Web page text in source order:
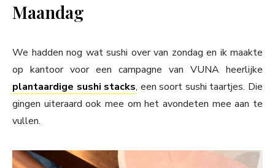
Maandag
We hadden nog wat sushi over van zondag en ik maakte
op kantoor voor een campagne van VUNA heerlijke
plantaardige sushi stacks, een soort sushi taartjes. Die
gingen uiteraard ook mee om het avondeten mee aan te
vullen.